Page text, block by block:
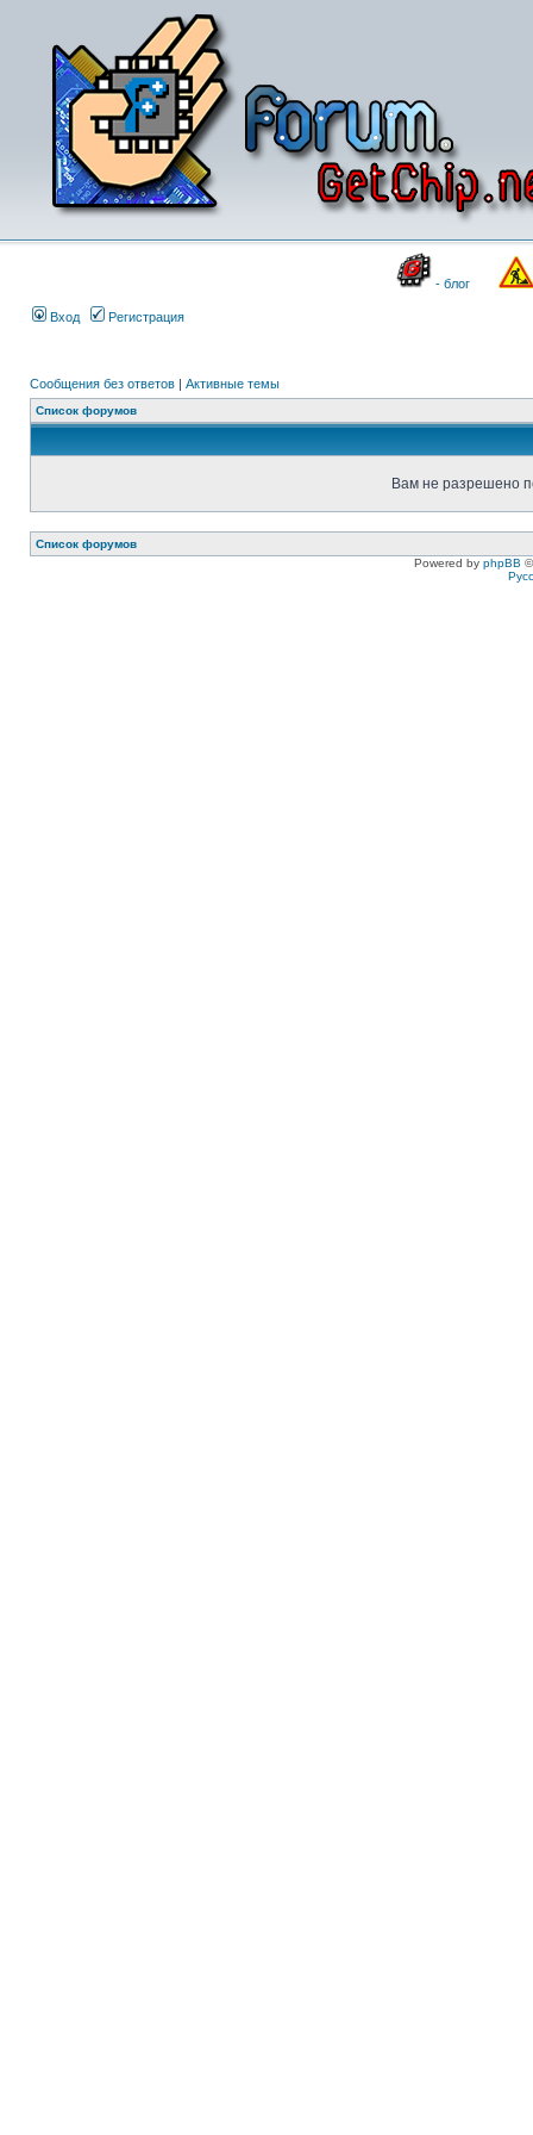
- блог
Вход Регистрация
Сообщения без ответов | Активные темы
Список форумов
Вам не разрешено
Список форумов
Powered by phpBB